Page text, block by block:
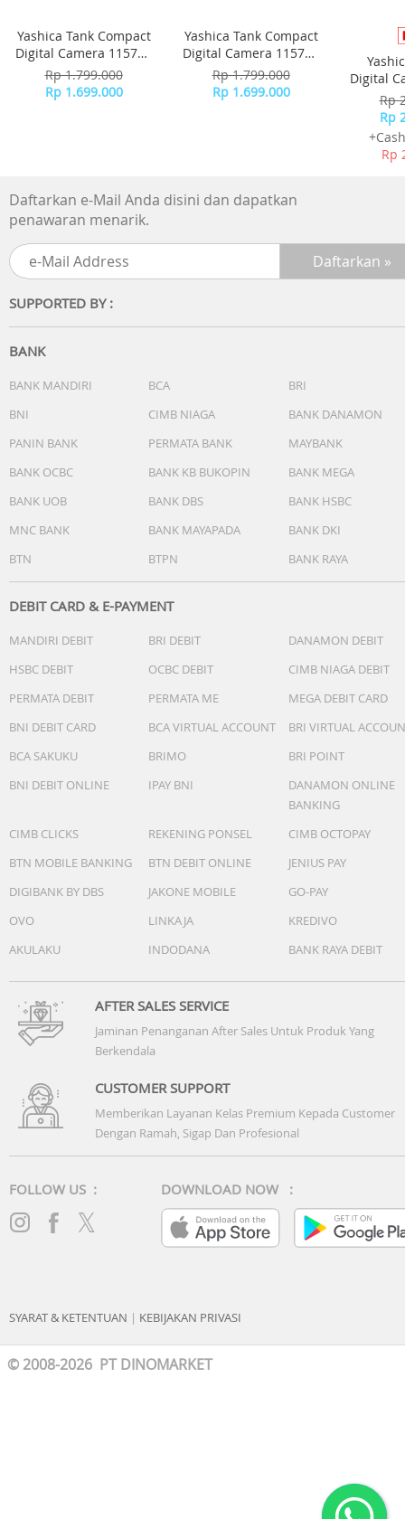
Yashica Tank Compact
Digital Camera 115755
- Brown
Rp 1.799.000
Rp 1.699.000
Yashica Tank Compact
Digital Camera 115756
- Sky Blue
Rp 1.799.000
Rp 1.699.000
Digital
Rp
Rp
Rp
Daftarkan e-Mail Anda disini dan dapatkan
penawaran menarik.
SUPPORTED BY :
BANK
BANK MANDIRI BCA
BRI
BNI
CIMB NIAGA
BANK DANAMON
PANIN BANK
PERMATA BANK
MAYBANK
BANK OCBC
BANK KB BUKOPIN
BANK MEGA
BANK UOB
BANK DBS
BANK HSBC
MNC BANK
BANK MAYAPADA
BANK DKI
BTN
BTPN BANK RAYA
DEBIT CARD & E-PAYMENT
MANDIRI DEBIT BRI DEBIT
DANAMON DEBIT
HSBC DEBIT
OCBC DEBIT
CIMB NIAGA DEBIT
PERMATA DEBIT
PERMATA ME
MEGA DEBIT CARD
BNI DEBIT CARD
BCA VIRTUAL ACCOUNT
BRI VIRTUAL
BCA SAKUKU
BRIMO
BRI POINT
BNI DEBIT ONLINE
IPAY BNI
DANAMON ONLINE
BANKING
CIMB CLICKS
REKENING PONSEL
CIMB OCTOPAY
BTN MOBILE BANKING
BTN DEBIT ONLINE
JENIUS PAY
DIGIBANK BY DBS
JAKONE MOBILE
GO-PAY
OVO
LINKAJA
KREDIVO
AKULAKU
INDODANA BANK RAYA DEBIT
AFTER SALES SERVICE
Jaminan Penanganan After Sales Untuk Produk Yang
Berkendala
CUSTOMER SUPPORT
Memberikan Layanan Kelas Premium Kepada Customer
Dengan Ramah, Sigap Dan Profesional
FOLLOW US : DOWNLOAD NOW :
SYARAT & KETENTUAN | KEBIJAKAN PRIVASI
© 2008-2026 PT DINOMARKET